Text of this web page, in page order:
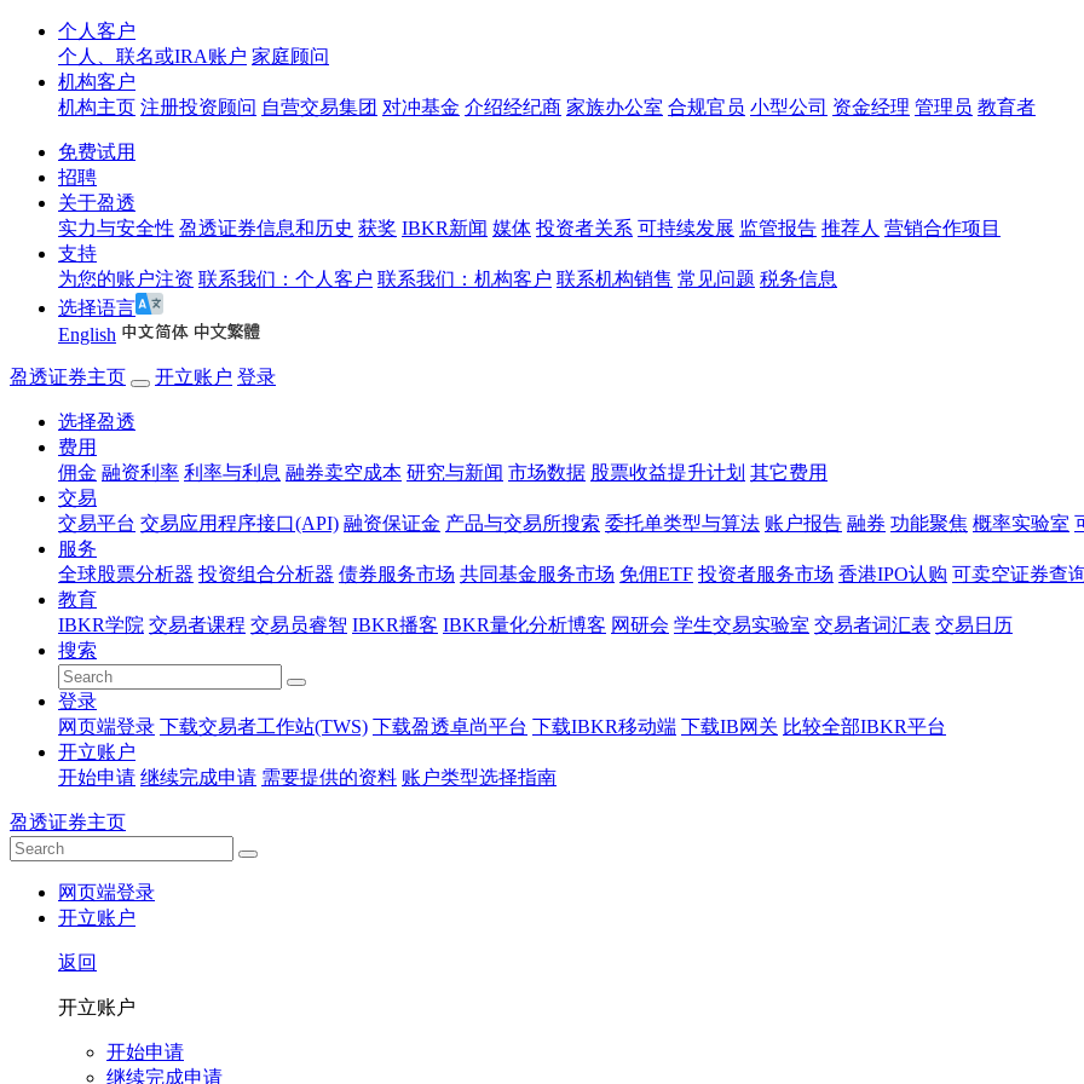
个人客户
个人、联名或IRA账户 家庭顾问
机构客户
机构主页 注册投资顾问 自营交易集团 对冲基金 介绍经纪商 家族办公室 合规官员 小型公司 资金经理 管理员 教育者
免费试用
招聘
关于盈透
实力与安全性 盈透证券信息和历史 获奖 IBKR新闻 媒体 投资者关系 可持续发展 监管报告 推荐人 营销合作项目
支持
为您的账户注资 联系我们：个人客户 联系我们：机构客户 联系机构销售 常见问题 税务信息
选择语言
English
盈透证券主页 开立账户 登录
选择盈透
费用
佣金 融资利率 利率与利息 融券卖空成本 研究与新闻 市场数据 股票收益提升计划 其它费用
交易
交易平台 交易应用程序接口(API) 融资保证金 产品与交易所搜索 委托单类型与算法 账户报告 融券 功能聚焦 概率实验室
服务
全球股票分析器 投资组合分析器 债券服务市场 共同基金服务市场 免佣ETF 投资者服务市场 香港IPO认购 可卖空证券查
教育
IBKR学院 交易者课程 交易员睿智 IBKR播客 IBKR量化分析博客 网研会 学生交易实验室 交易者词汇表 交易日历
搜索
登录
网页端登录 下载交易者工作站(TWS) 下载盈透卓尚平台 下载IBKR移动端 下载IB网关 比较全部IBKR平台
开立账户
开始申请 继续完成申请 需要提供的资料 账户类型选择指南
盈透证券主页
网页端登录
开立账户
返回
开立账户
开始申请
继续完成申请